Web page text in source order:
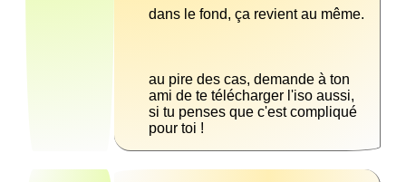
au pire des cas, demande à ton
ami de te télécharger l'iso aussi,
si tu penses que c'est compliqué
pour toi !